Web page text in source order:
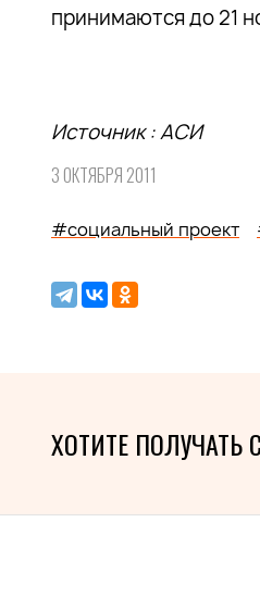
принимаются до 21
Источник : АСИ
3 ОКТЯБРЯ 2011
#социальный проект
ХОТИТЕ